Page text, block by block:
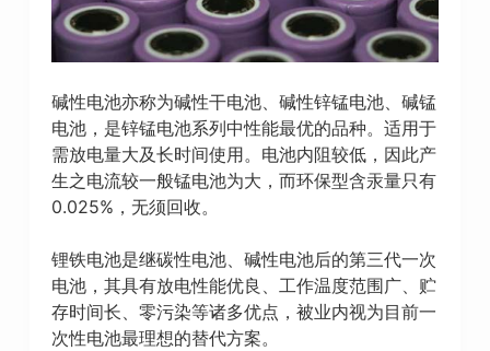
碱性电池亦称为碱性干电池、碱性锌锰电池、碱锰
电池，是锌锰电池系列中性能最优的品种。适用于
需放电量大及长时间使用。电池内阻较低，因此产
生之电流较一般锰电池为大，而环保型含汞量只有
0.025%，无须回收。
锂铁电池是继碳性电池、碱性电池后的第三代一次
电池，其具有放电性能优良、工作温度范围广、贮
存时间长、零污染等诸多优点，被业内视为目前一
次性电池最理想的替代方案。